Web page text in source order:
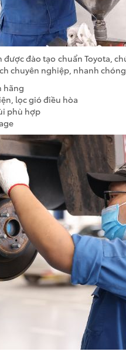
đào tạo chuẩn Toyota,
chuyên nghiệp, nhanh
hãng
lọc gió điều hòa
phù hợp